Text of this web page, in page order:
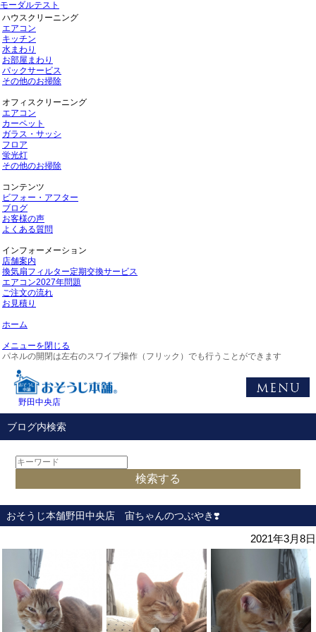
モーダルテスト
ハウスクリーニング
エアコン
キッチン
水まわり
お部屋まわり
パックサービス
その他のお掃除
オフィスクリーニング
エアコン
カーペット
ガラス・サッシ
フロア
蛍光灯
その他のお掃除
コンテンツ
ビフォー・アフター
ブログ
お客様の声
よくある質問
インフォーメーション
店舗案内
換気扇フィルター定期交換サービス
エアコン2027年問題
ご注文の流れ
お見積り
ホーム
メニューを閉じる
パネルの開閉は左右のスワイプ操作（フリック）でも行うことができます
野田中央店
ブログ内検索
おそうじ本舗野田中央店 宙ちゃんのつぶやき❣️
2021年3月8日